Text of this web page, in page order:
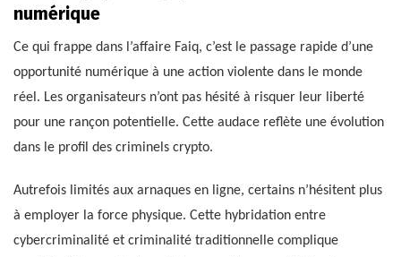
numérique
Ce qui frappe dans l’affaire Faiq, c’est le passage rapide d’une
opportunité numérique à une action violente dans le monde
réel. Les organisateurs n’ont pas hésité à risquer leur liberté
pour une rançon potentielle. Cette audace reflète une évolution
dans le profil des criminels crypto.
Autrefois limités aux arnaques en ligne, certains n’hésitent plus
à employer la force physique. Cette hybridation entre
cybercriminalité et criminalité traditionnelle complique